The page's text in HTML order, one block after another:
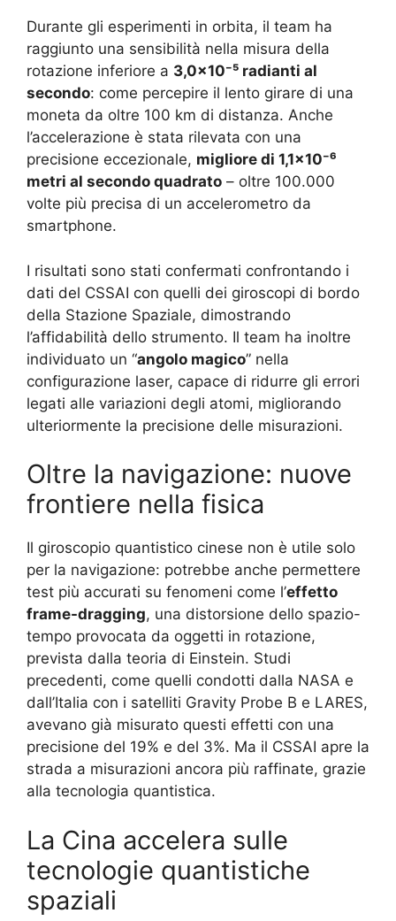
Durante gli esperimenti in orbita, il team ha
raggiunto una sensibilità nella misura della
rotazione inferiore a 3,0×10⁻⁵ radianti al
secondo: come percepire il lento girare di una
moneta da oltre 100 km di distanza. Anche
l’accelerazione è stata rilevata con una
precisione eccezionale, migliore di 1,1×10⁻⁶
metri al secondo quadrato – oltre 100.000
volte più precisa di un accelerometro da
smartphone.
I risultati sono stati confermati confrontando i
dati del CSSAI con quelli dei giroscopi di bordo
della Stazione Spaziale, dimostrando
l’affidabilità dello strumento. Il team ha inoltre
individuato un “angolo magico” nella
configurazione laser, capace di ridurre gli errori
legati alle variazioni degli atomi, migliorando
ulteriormente la precisione delle misurazioni.
Oltre la navigazione: nuove
frontiere nella fisica
Il giroscopio quantistico cinese non è utile solo
per la navigazione: potrebbe anche permettere
test più accurati su fenomeni come l’effetto
frame-dragging, una distorsione dello spazio-
tempo provocata da oggetti in rotazione,
prevista dalla teoria di Einstein. Studi
precedenti, come quelli condotti dalla NASA e
dall’Italia con i satelliti Gravity Probe B e LARES,
avevano già misurato questi effetti con una
precisione del 19% e del 3%. Ma il CSSAI apre la
strada a misurazioni ancora più raffinate, grazie
alla tecnologia quantistica.
La Cina accelera sulle
tecnologie quantistiche
spaziali